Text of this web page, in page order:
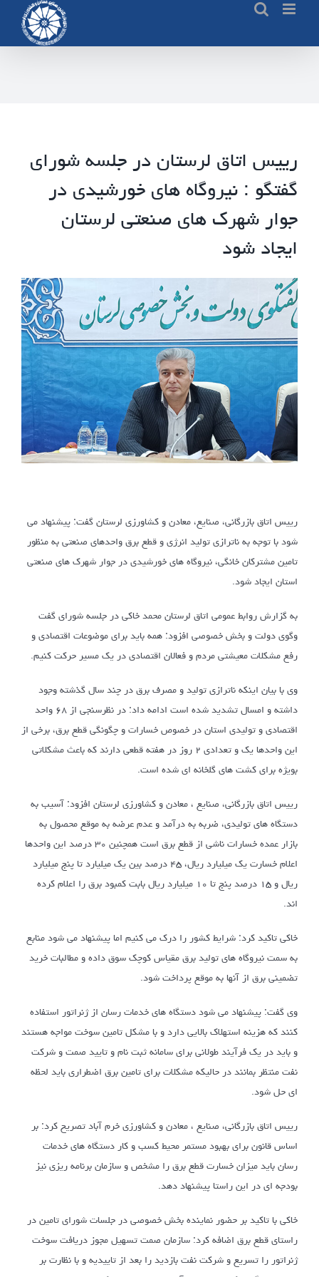
content
رییس اتاق لرستان در جلسه شورای
گفتگو : نیروگاه های خورشیدی در
جوار شهرک های صنعتی لرستان
ایجاد شود
رییس اتاق بازرگانی، صنایع، معادن و کشاورزی لرستان گفت: پیشنهاد می
شود با توجه به ناترازی تولید انرژی و قطع برق واحدهای صنعتی به منظور
تامین مشترکان خانگی، نیروگاه های خورشیدی در جوار شهرک های صنعتی
استان ایجاد شود.
به گزارش روابط عمومی اتاق لرستان محمد خاکی در جلسه شورای گفت
وگوی دولت و بخش خصوصی افزود: همه باید برای موضوعات اقتصادی و
رفع مشکلات معیشتی مردم و فعالان اقتصادی در یک مسیر حرکت کنیم.
وی با بیان اینکه ناترازی تولید و مصرف برق در چند سال گذشته وجود
داشته و امسال تشدید شده است ادامه داد: در نظرسنجی از ۶۸ واحد
اقتصادی و تولیدی استان در خصوص خسارات و چگونگی قطع برق، برخی از
این واحدها یک و تعدادی ۲ روز در هفته قطعی دارند که باعث مشکلاتی
بویژه برای کشت های گلخانه ای شده است.
رییس اتاق بازرگانی، صنایع ، معادن و کشاورزی لرستان افزود: آسیب به
دستگاه های تولیدی، ضربه به درآمد و عدم عرضه به موقع محصول به
بازار عمده خسارات ناشی از قطع برق است همچنین ۳۰ درصد این واحدها
اعلام خسارت یک میلیارد ریال، ۴۵ درصد بین یک میلیارد تا پنج میلیارد
ریال و ۱۵ درصد پنج تا ۱۰ میلیارد ریال بابت کمبود برق را اعلام کرده
اند.
خاکی تاکید کرد: شرایط کشور را درک می کنیم اما پیشنهاد می شود منابع
به سمت نیروگاه های تولید برق مقیاس کوچک سوق داده و مطالبات خرید
تضمینی برق از آنها به موقع پرداخت شود.
وی گفت: پیشنهاد می شود دستگاه های خدمات رسان از ژنراتور استفاده
کنند که هزینه استهلاک بالایی دارد و با مشکل تامین سوخت مواجه هستند
و باید در یک فرآیند طولانی برای سامانه ثبت نام و تایید صمت و شرکت
نفت منتظر بمانند در حالیکه مشکلات برای تامین برق اضطراری باید لحظه
ای حل شود.
رییس اتاق بازرگانی، صنایع ، معادن و کشاورزی خرم آباد تصریح کرد: بر
اساس قانون برای بهبود مستمر محیط کسب و کار دستگاه های خدمات
رسان باید میزان خسارت قطع برق را مشخص و سازمان برنامه ریزی نیز
بودجه ای در این راستا پیشنهاد دهد.
خاکی با تاکید بر حضور نماینده بخش خصوصی در جلسات شورای تامین در
راستای قطع برق اضافه کرد: سازمان صمت تسهیل مجوز دریافت سوخت
ژنراتور را تسریع و شرکت نفت بازدید را بعد از تاییدیه و با نظارت بر